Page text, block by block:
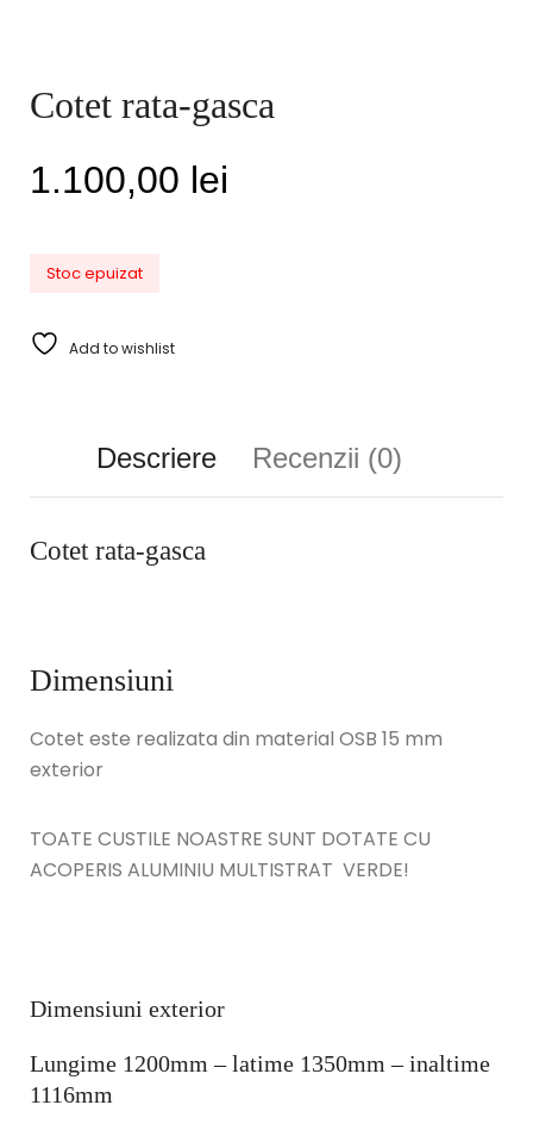
Cotet rata-gasca
1.100,00 lei
Stoc epuizat
Add to wishlist
Descriere Recenzii (0)
Cotet rata-gasca
Dimensiuni
Cotet este realizata din material OSB 15 mm
exterior
TOATE CUSTILE NOASTRE SUNT DOTATE CU
ACOPERIS ALUMINIU MULTISTRAT VERDE!
Dimensiuni exterior
Lungime 1200mm – latime 1350mm – inaltime
1116mm